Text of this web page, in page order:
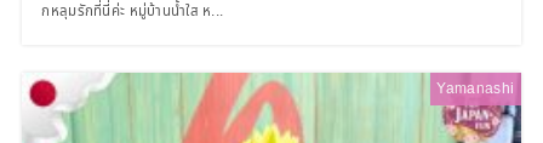
กหลุมรักที่นี่ค่ะ หมู่บ้านน้ำใส ห...
Yamanashi